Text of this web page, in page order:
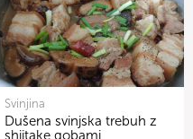
Svinjina
Dušena svinjska trebuh z
shiitake gobami